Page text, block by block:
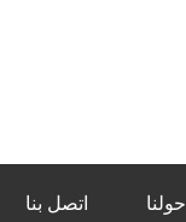
حولنا اتصل بنا